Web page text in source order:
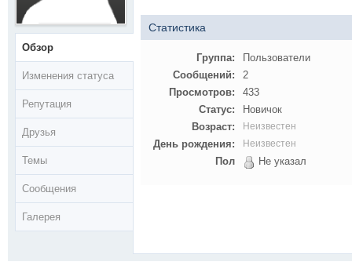
Обзор
Изменения статуса
Репутация
Друзья
Темы
Сообщения
Галерея
Статистика
Группа:
Пользователи
Сообщений:
2
Просмотров:
433
Статус:
Новичок
Возраст:
Неизвестен
День рождения: Неизвестен
Пол Не указал